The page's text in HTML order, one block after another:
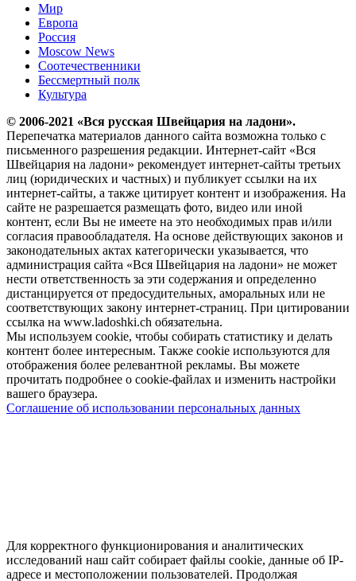
Мир
Европа
Россия
Moscow News
Соотечественники
Бессмертный полк
Культура
© 2006-2021 «Вся русская Швейцария на ладони».
Перепечатка материалов данного сайта возможна только с
письменного разрешения редакции. Интернет-сайт «Вся
Швейцария на ладони» рекомендует интернет-сайты третьих
лиц (юридических и частных) и публикует ссылки на их
интернет-сайты, а также цитирует контент и изображения. На
сайте не разрешается размещать фото, видео или иной
контент, если Вы не имеете на это необходимых прав и/или
согласия правообладателя. На основе действующих законов и
законодательных актах категорически указывается, что
администрация сайта «Вся Швейцария на ладони» не может
нести ответственность за эти содержания и определенно
дистанцируется от предосудительных, аморальных или не
соответствующих закону интернет-страниц. При цитировании
ссылка на www.ladoshki.ch обязательна.
Мы используем cookie, чтобы собирать статистику и делать
контент более интересным. Также cookie используются для
отображения более релевантной рекламы. Вы можете
прочитать подробнее о cookie-файлах и изменить настройки
вашего браузера.
Соглашение об использовании персональных данных
Для корректного функционирования и аналитических
исследований наш сайт собирает файлы cookie, данные об IP-
адресе и местоположении пользователей. Продолжая